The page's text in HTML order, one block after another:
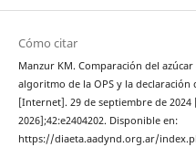
Cómo citar
Manzur KM. Comparación del
algoritmo de la OPS y la declaración
[Internet]. 29 de septiembre de
2026];42:e2404202. Disponible en:
https://diaeta.aadynd.org.ar/